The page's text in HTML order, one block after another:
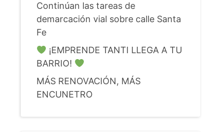
Continúan las tareas de
demarcación vial sobre calle Santa
Fe
¡EMPRENDE TANTI LLEGA A TU
BARRIO!
MÁS RENOVACIÓN, MÁS
ENCUNETRO